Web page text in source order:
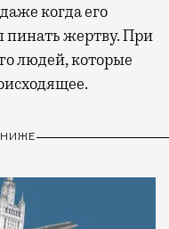
когда его
пинать жертву. При
людей, которые
НИЖЕ